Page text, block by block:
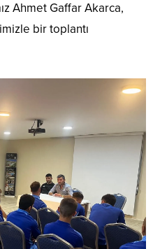
Ahmet Gaffar Akarca,
bir toplantı